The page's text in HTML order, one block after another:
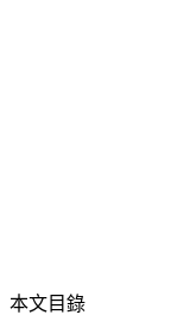
本文目錄